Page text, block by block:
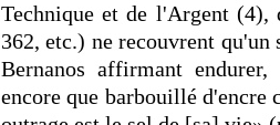
Technique et de l'Argent
362, etc.) ne recouvrent
Bernanos affirmant
encore que barbouillé